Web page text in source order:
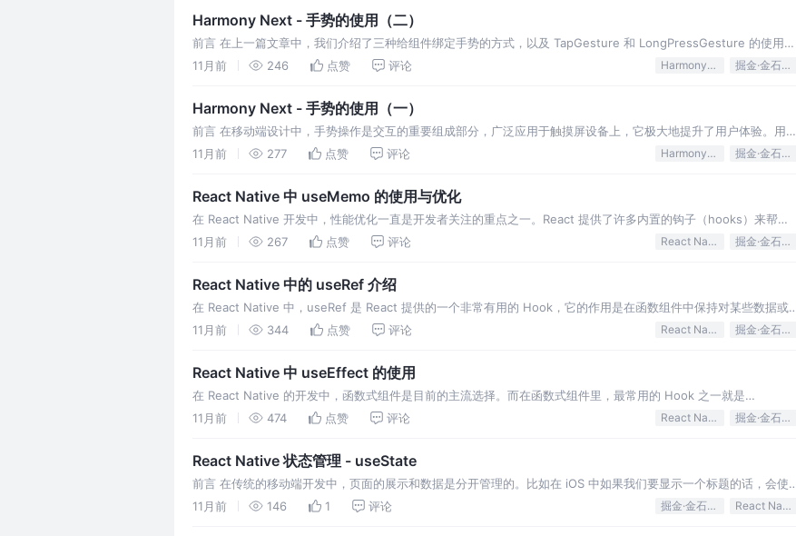
Harmony Next - 手势的使用（二）
前言 在上一篇文章中，我们介绍了三种给组件绑定手势的方式，以及 TapGesture 和 LongPressGesture 的使用，
在本篇文章中，我们将继续介绍剩余的四种手势： PanGesture：
11月前 246 点赞 评论 HarmonyOS 掘金·金石计划
Harmony Next - 手势的使用（一）
前言 在移动端设计中，手势操作是交互的重要组成部分，广泛应用于触摸屏设备上，它极大地提升了用户体验。用户
通过手势可以直观地与设备进行互动，从而避免了传统物理按键的繁琐，增强了操作的便捷性和流畅性。 所
11月前 277 点赞 评论 HarmonyOS 掘金·金石计划
React Native 中 useMemo 的使用与优化
在 React Native 开发中，性能优化一直是开发者关注的重点之一。React 提供了许多内置的钩子（hooks）来帮助
开发者提升应用的性能，其中 useMemo 就是一个十分有效的工具。本文将
11月前 267 点赞 评论 React Native 掘金·金石计划
React Native 中的 useRef 介绍
在 React Native 中，useRef 是 React 提供的一个非常有用的 Hook，它的作用是在函数组件中保持对某些数据或
是组件的持久引用。并且它的改变不会触发组件重新渲染。 在之前的类组
11月前 344 点赞 评论 React Native 掘金·金石计划
React Native 中 useEffect 的使用
在 React Native 的开发中，函数式组件是目前的主流选择。而在函数式组件里，最常用的 Hook 之一就是
useEffect。它的作用简单来说就是：在函数组件中处理副作用（Side Effe
11月前 474 点赞 评论 React Native 掘金·金石计划
React Native 状态管理 - useState
前言 在传统的移动端开发中，页面的展示和数据是分开管理的。比如在 iOS 中如果我们要显示一个标题的话，会使
用下面这种命令式 UI 的方式去实现，如 UIKit 中的控件： 这样实现存在一个问题就是代
11月前 146 1 评论 掘金·金石计划 React Native